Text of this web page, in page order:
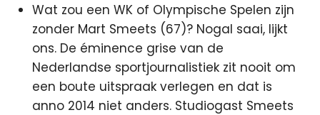
Wat zou een WK of Olympische Spelen zijn
zonder Mart Smeets (67)? Nogal saai, lijkt
ons. De éminence grise van de
Nederlandse sportjournalistiek zit nooit om
een boute uitspraak verlegen en dat is
anno 2014 niet anders. Studiogast Smeets